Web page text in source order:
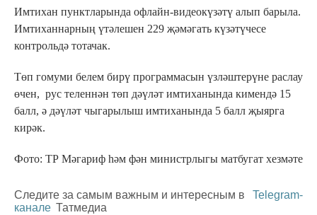
Имтихан пунктларында офлайн-видеокүзәтү алып барыла.
Имтиханнарның үтәлешен 229 җәмәгать күзәтүчесе
контрольдә тотачак.
Төп гомуми белем бирү программасын үзләштерүне раслау
өчен, рус теленнән төп дәүләт имтиханында кимендә 15
балл, ә дәүләт чыгарылыш имтиханында 5 балл җыярга
кирәк.
Фото: ТР Мәгариф һәм фән министрлыгы матбугат хезмәте
Следите за самым важным и интересным в
Telegram-
канале Татмедиа